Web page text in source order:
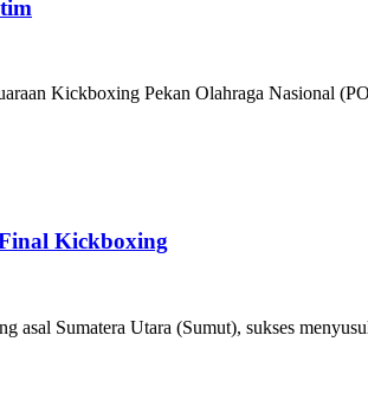
Kickboxing Pekan Olahraga Nasional
Kickboxing
Sumatera Utara (Sumut), sukses